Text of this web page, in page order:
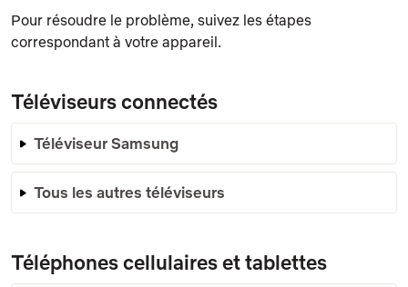
Pour résoudre le problème, suivez les étapes
correspondant à votre appareil.
Téléviseurs connectés
Téléviseur Samsung
Tous les autres téléviseurs
Téléphones cellulaires et tablettes